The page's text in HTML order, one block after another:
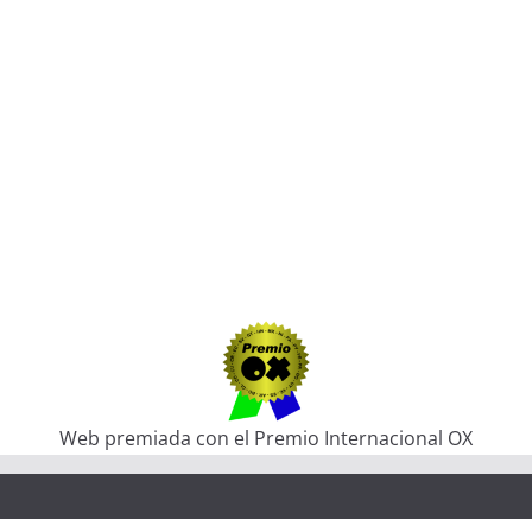
Web premiada con el Premio Internacional OX